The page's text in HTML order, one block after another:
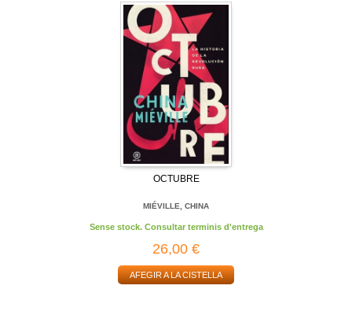
OCTUBRE
MIÉVILLE, CHINA
Sense stock. Consultar terminis d'entrega
26,00 €
AFEGIR A LA CISTELLA